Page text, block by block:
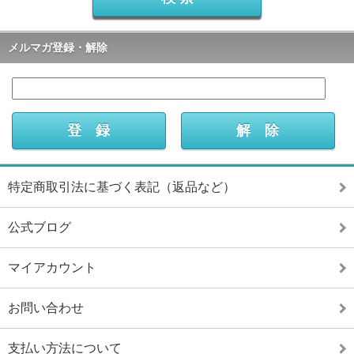
メルマガ登録・解除
特定商取引法に基づく表記（返品など）
公式ブログ
マイアカウント
お問い合わせ
支払い方法について